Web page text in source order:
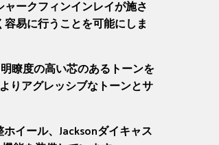
ークフィンインレイが施さ
易に行うことを可能にしま
瞭度の高い芯のあるトーンを
りアグレッシブなトーンとサ
イール、Jacksonダイキャス